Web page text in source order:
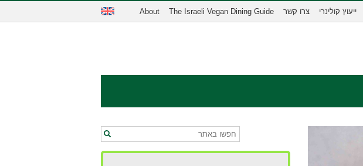
ייעוץ קולינרי צרו קשר The Israeli Vegan Dining Guide
About